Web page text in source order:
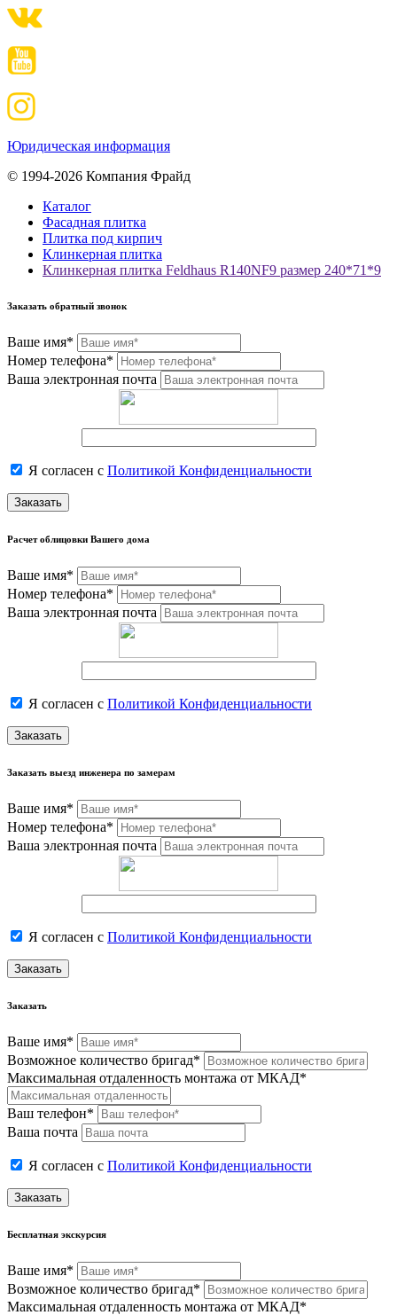
Юридическая информация
© 1994-2026 Компания Фрайд
Каталог
Фасадная плитка
Плитка под кирпич
Клинкерная плитка
Клинкерная плитка Feldhaus R140NF9 размер 240*71*9
Заказать обратный звонок
Ваше имя*
Номер телефона*
Ваша электронная почта
Я согласен с Политикой Конфиденциальности
Заказать
Расчет облицовки Вашего дома
Ваше имя*
Номер телефона*
Ваша электронная почта
Я согласен с Политикой Конфиденциальности
Заказать
Заказать выезд инженера по замерам
Ваше имя*
Номер телефона*
Ваша электронная почта
Я согласен с Политикой Конфиденциальности
Заказать
Заказать
Ваше имя*
Возможное количество бригад*
Максимальная отдаленность монтажа от МКАД*
Ваш телефон*
Ваша почта
Я согласен с Политикой Конфиденциальности
Заказать
Бесплатная экскурсия
Ваше имя*
Возможное количество бригад*
Максимальная отдаленность монтажа от МКАД*